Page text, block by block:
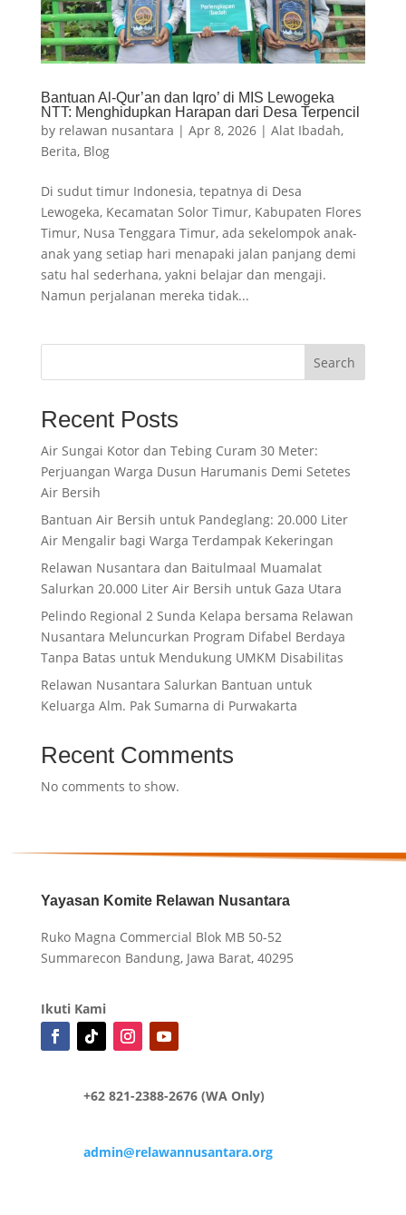
Bantuan Al-Qur’an dan Iqro’ di MIS Lewogeka
NTT: Menghidupkan Harapan dari Desa Terpencil
by relawan nusantara | Apr 8, 2026| Alat Ibadah,
Berita, Blog
Di sudut timur Indonesia, tepatnya di Desa
Lewogeka, Kecamatan Solor Timur, Kabupaten Flores
Timur, Nusa Tenggara Timur, ada sekelompok anak-
anak yang setiap hari menapaki jalan panjang demi
satu hal sederhana, yakni belajar dan mengaji.
Namun perjalanan mereka tidak...
Search
Recent Posts
Air Sungai Kotor dan Tebing Curam 30 Meter:
Perjuangan Warga Dusun Harumanis Demi Setetes
Air Bersih
Bantuan Air Bersih untuk Pandeglang: 20.000 Liter
Air Mengalir bagi Warga Terdampak Kekeringan
Relawan Nusantara dan Baitulmaal Muamalat
Salurkan 20.000 Liter Air Bersih untuk Gaza Utara
Pelindo Regional 2 Sunda Kelapa bersama Relawan
Nusantara Meluncurkan Program Difabel Berdaya
Tanpa Batas untuk Mendukung UMKM Disabilitas
Relawan Nusantara Salurkan Bantuan untuk
Keluarga Alm. Pak Sumarna di Purwakarta
Recent Comments
No comments to show.
Yayasan Komite Relawan Nusantara
Ruko Magna Commercial Blok MB 50-52
Summarecon Bandung, Jawa Barat, 40295
Ikuti Kami
+62 821-2388-2676 (WA Only)
admin@relawannusantara.org